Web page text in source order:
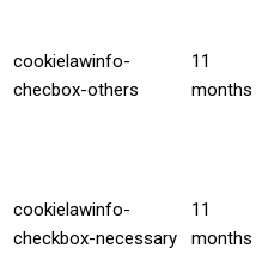
cookielawinfo-
checbox-others
11
months
cookielawinfo-
checkbox-necessary
11
months